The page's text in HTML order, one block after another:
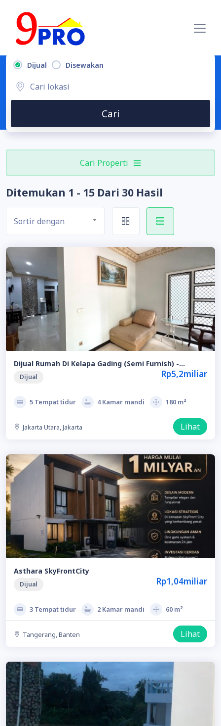
Dijual Disewakan
Cari
Cari Properti
Ditemukan 1 - 15 Dari 30 Hasil
Sortir dengan
Dijual Rumah Di Kelapa Gading (Semi Furnish) -
Jakarta Utara
Dijual Rp5,2miliar
5 Tempat tidur 4 Kamar mandi 180 m²
Jakarta Utara, Jakarta Lihat
Asthara SkyFrontCity
Dijual Rp1,04miliar
3 Tempat tidur 2 Kamar mandi 60 m²
Tangerang, Banten Lihat